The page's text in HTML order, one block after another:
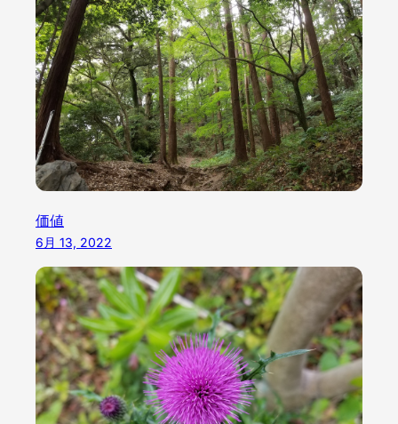
価値
6月 13, 2022